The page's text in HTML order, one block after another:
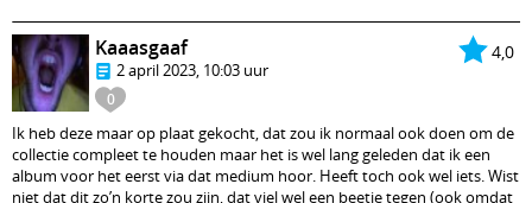
4,0
0
Kaaasgaaf
2 april 2023, 10:03 uur
Ik heb deze maar op plaat gekocht, dat zou ik normaal ook doen om de
collectie compleet te houden maar het is wel lang geleden dat ik een
album voor het eerst via dat medium hoor. Heeft toch ook wel iets. Wist
niet dat dit zo’n korte zou zijn, dat viel wel een beetje tegen (ook omdat